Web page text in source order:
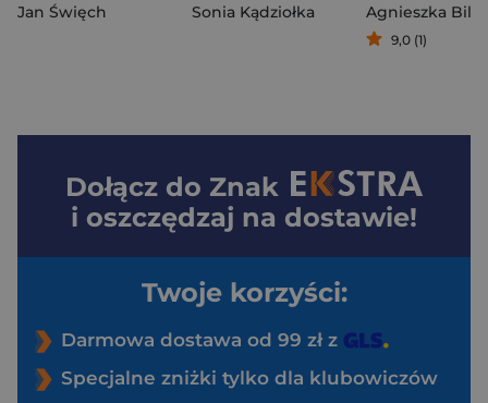
Jan Święch
Sonia Kądziołka
9,0 (1)
Dołącz do Znak
i oszczędzaj na dostawie!
Twoje korzyści:
Darmowa dostawa od 99 zł z
Specjalne zniżki tylko dla klubowiczów